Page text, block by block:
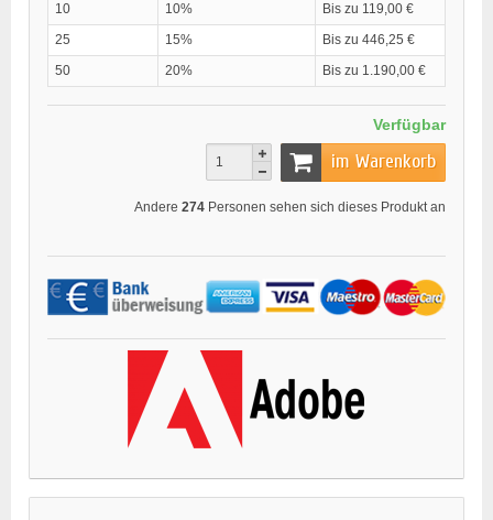
10
10%
Bis zu 119,00 €
25
15%
Bis zu 446,25 €
50
20% Bis zu 1.190,00 €
Verfügbar
im Warenkorb
Andere 274 Personen sehen sich dieses Produkt an